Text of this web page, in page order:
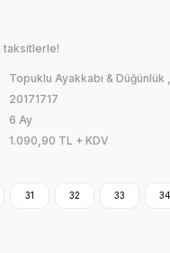
taksitlerle!
Topuklu Ayakkabı & Düğünlük ,
20171717
6 Ay
1.090,90 TL + KDV
31 32 33 34